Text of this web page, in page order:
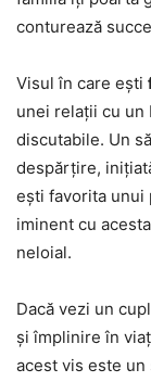
conturează
Visul în care ești
unei relații cu un
discutabile. Un
despărțire,
ești favorita unui
iminent cu
neloial.
Dacă vezi un
și împlinire în
acest vis este